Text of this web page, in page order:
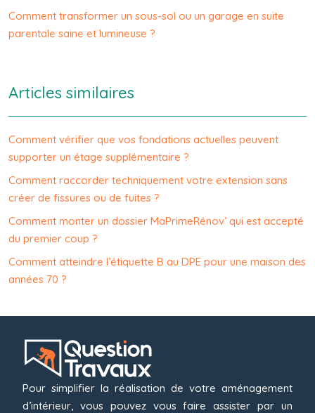
Comment transformer un sous-sol ou un garage en suite
parentale saine et lumineuse ?
Articles similaires
Comment vérifier que vos fondations actuelles peuvent
supporter un étage supplémentaire ?
Comment raccorder techniquement votre extension sans
créer de fissures ou de fuites ?
Comment monter un dossier MaPrimeRénov’ qui est accepté
du premier coup ?
Comment atteindre l’étiquette B au DPE pour une maison des
années 70 ?
Pour simplifier la réalisation de votre aménagement
d’intérieur, vous pouvez vous faire assister par un